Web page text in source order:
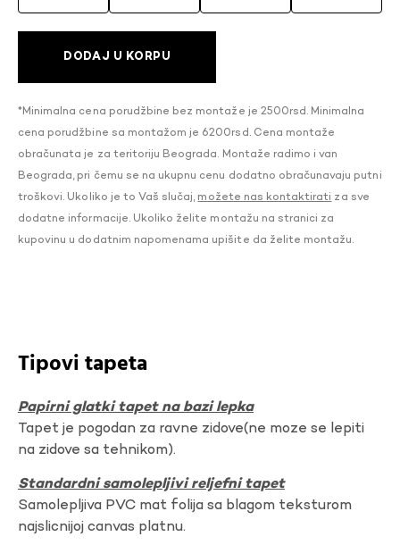
DODAJ U KORPU
*Minimalna cena porudžbine bez montaže je 2500rsd. Minimalna
cena porudžbine sa montažom je 6200rsd. Cena montaže
obračunata je za teritoriju Beograda. Montaže radimo i van
Beograda, pri čemu se na ukupnu cenu dodatno obračunavaju putni
troškovi. Ukoliko je to Vaš slučaj, možete nas kontaktirati za sve
dodatne informacije. Ukoliko želite montažu na stranici za
kupovinu u dodatnim napomenama upišite da želite montažu.
Tipovi tapeta
Papirni glatki tapet na bazi lepka
Tapet je pogodan za ravne zidove(ne moze se lepiti
na zidove sa tehnikom).
Standardni samolepljivi reljefni tapet
Samolepljiva PVC mat folija sa blagom teksturom
najslicnijoj canvas platnu.